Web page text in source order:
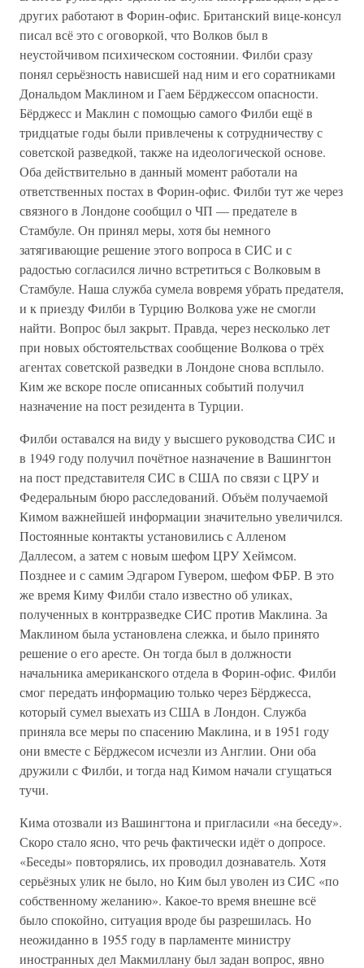
других работают в Форин-офис. Британский вице-консул
писал всё это с оговоркой, что Волков был в
неустойчивом психическом состоянии. Филби сразу
понял серьёзность нависшей над ним и его соратниками
Дональдом Маклином и Гаем Бёрджессом опасности.
Бёрджесс и Маклин с помощью самого Филби ещё в
тридцатые годы были привлечены к сотрудничеству с
советской разведкой, также на идеологической основе.
Оба действительно в данный момент работали на
ответственных постах в Форин-офис. Филби тут же через
связного в Лондоне сообщил о ЧП — предателе в
Стамбуле. Он принял меры, хотя бы немного
затягивающие решение этого вопроса в СИС и с
радостью согласился лично встретиться с Волковым в
Стамбуле. Наша служба сумела вовремя убрать предателя,
и к приезду Филби в Турцию Волкова уже не смогли
найти. Вопрос был закрыт. Правда, через несколько лет
при новых обстоятельствах сообщение Волкова о трёх
агентах советской разведки в Лондоне снова всплыло.
Ким же вскоре после описанных событий получил
назначение на пост резидента в Турции.
Филби оставался на виду у высшего руководства СИС и
в 1949 году получил почётное назначение в Вашингтон
на пост представителя СИС в США по связи с ЦРУ и
Федеральным бюро расследований. Объём получаемой
Кимом важнейшей информации значительно увеличился.
Постоянные контакты установились с Алленом
Даллесом, а затем с новым шефом ЦРУ Хеймсом.
Позднее и с самим Эдгаром Гувером, шефом ФБР. В это
же время Киму Филби стало известно об уликах,
полученных в контрразведке СИС против Маклина. За
Маклином была установлена слежка, и было принято
решение о его аресте. Он тогда был в должности
начальника американского отдела в Форин-офис. Филби
смог передать информацию только через Бёрджесса,
который сумел выехать из США в Лондон. Служба
приняла все меры по спасению Маклина, и в 1951 году
они вместе с Бёрджесом исчезли из Англии. Они оба
дружили с Филби, и тогда над Кимом начали сгущаться
тучи.
Кима отозвали из Вашингтона и пригласили «на беседу».
Скоро стало ясно, что речь фактически идёт о допросе.
«Беседы» повторялись, их проводил дознаватель. Хотя
серьёзных улик не было, но Ким был уволен из СИС «по
собственному желанию». Какое-то время внешне всё
было спокойно, ситуация вроде бы разрешилась. Но
неожиданно в 1955 году в парламенте министру
иностранных дел Макмиллану был задан вопрос, явно